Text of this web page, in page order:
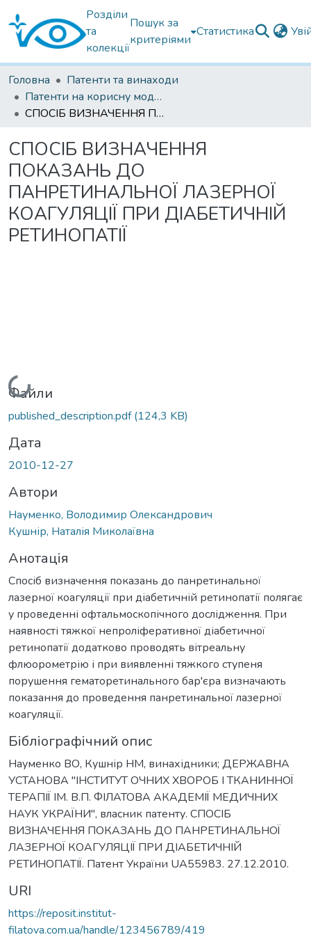
Розділи
та
колекції
Пошук за
критеріями
Статистика
Головна
Патенти та винаходи
Патенти на корисну модель
СПОСІБ ВИЗНАЧЕННЯ ПОКАЗАНЬ ДО ПАНРЕТИНАЛЬНОЇ ЛАЗЕРНОЇ КОАГУЛЯЦІЇ ПРИ ДІАБЕТИЧНІЙ РЕТИНОПАТІЇ
СПОСІБ ВИЗНАЧЕННЯ
ПОКАЗАНЬ ДО
ПАНРЕТИНАЛЬНОЇ ЛАЗЕРНОЇ
КОАГУЛЯЦІЇ ПРИ ДІАБЕТИЧНІЙ
РЕТИНОПАТІЇ
Вантажиться...
Файли
published_description.pdf(124,3 KB)
Дата
2010-12-27
Автори
Науменко, Володимир Олександрович
Кушнір, Наталія Миколаївна
Анотація
Спосіб визначення показань до панретинальної
лазерної коагуляції при діабетичній ретинопатії полягає
у проведенні офтальмоскопічного дослідження. При
наявності тяжкої непроліферативної діабетичної
ретинопатії додатково проводять вітреальну
флюорометрію і при виявленні тяжкого ступеня
порушення гематоретинального бар'єра визначають
показання до проведення панретинальної лазерної
коагуляції.
Бібліографічний опис
Науменко ВО, Кушнір НМ, винахідники; ДЕРЖАВНА
УСТАНОВА "ІНСТИТУТ ОЧНИХ ХВОРОБ І ТКАНИННОЇ
ТЕРАПІЇ ІМ. В.П. ФІЛАТОВА АКАДЕМІЇ МЕДИЧНИХ
НАУК УКРАЇНИ", власник патенту. СПОСІБ
ВИЗНАЧЕННЯ ПОКАЗАНЬ ДО ПАНРЕТИНАЛЬНОЇ
ЛАЗЕРНОЇ КОАГУЛЯЦІЇ ПРИ ДІАБЕТИЧНІЙ
РЕТИНОПАТІЇ. Патент України UA55983. 27.12.2010.
URI
https://reposit.institut-
filatova.com.ua/handle/123456789/419